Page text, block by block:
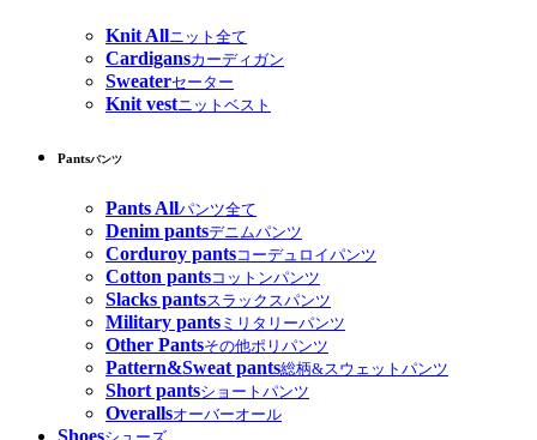
Knit Allニット全て
Cardigansカーディガン
Sweaterセーター
Knit vestニットベスト
Pantsパンツ
Pants Allパンツ全て
Denim pantsデニムパンツ
Corduroy pantsコーデュロイパンツ
Cotton pantsコットンパンツ
Slacks pantsスラックスパンツ
Military pants ミリタリーパンツ
Other Pantsその他ポリパンツ
Pattern&Sweat pants総柄&スウェットパンツ
Short pantsショートパンツ
Overallsオーバーオール
Shoes